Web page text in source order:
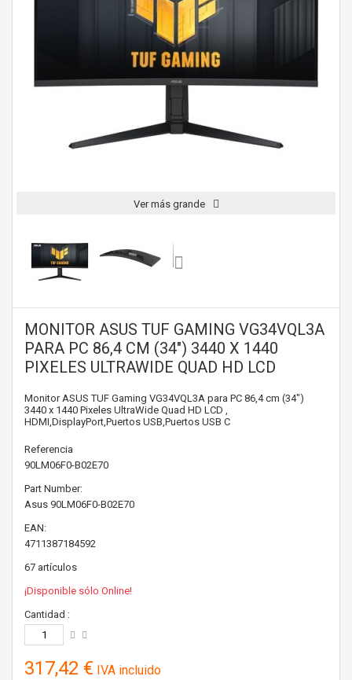
Ver más grande
MONITOR ASUS TUF GAMING VG34VQL3A
PARA PC 86,4 CM (34") 3440 X 1440
PIXELES ULTRAWIDE QUAD HD LCD
Monitor ASUS TUF Gaming VG34VQL3A para PC 86,4 cm (34")
3440 x 1440 Pixeles UltraWide Quad HD LCD ,
HDMI,DisplayPort,Puertos USB,Puertos USB C
Referencia
90LM06F0-B02E70
Part Number:
Asus 90LM06F0-B02E70
EAN:
4711387184592
67 artículos
¡Disponible sólo Online!
Cantidad :
317,42 € IVA incluido